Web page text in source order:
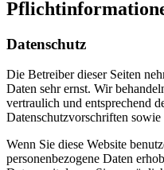
Datenschutz
Die Betreiber dieser Seiten
Daten sehr ernst. Wir
vertraulich und entsprechend
Datenschutzvorschriften
Wenn Sie diese Website
personenbezogene Daten